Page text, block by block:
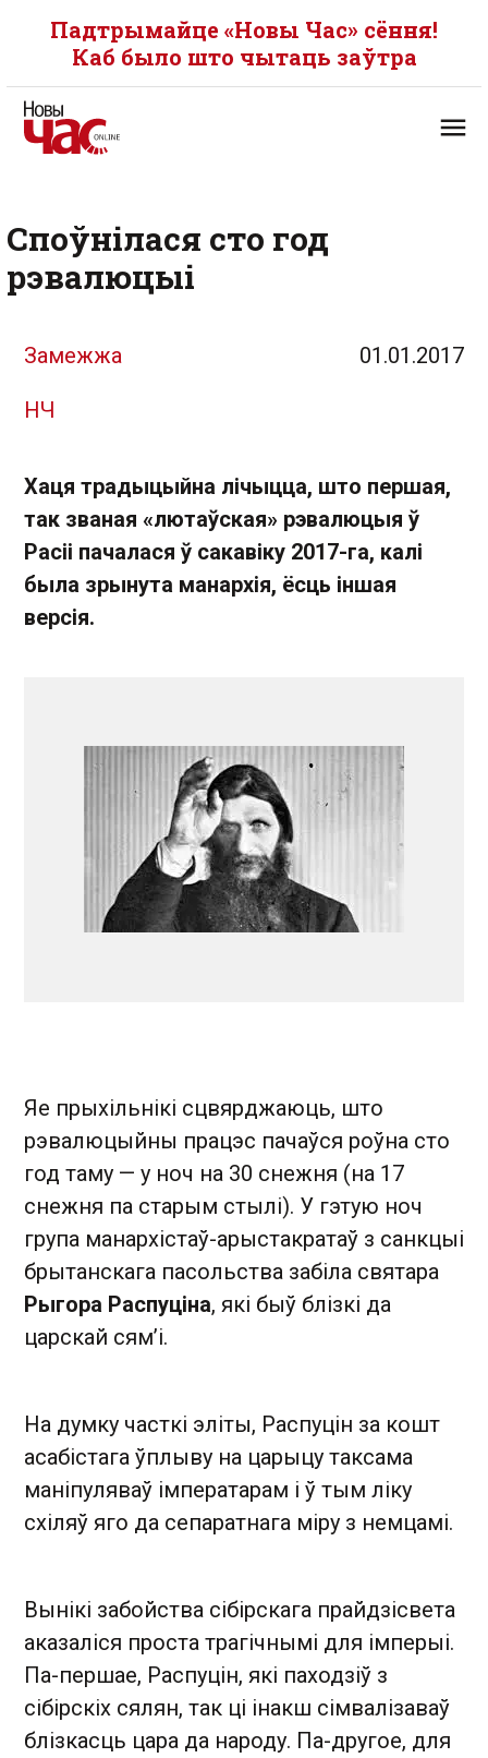
Падтрымайце «Новы Час» сёння!
Каб было што чытаць заўтра
Споўнілася сто год
рэвалюцыі
Замежжа 01.01.2017
НЧ
Хаця традыцыйна лічыцца, што першая,
так званая «лютаўская» рэвалюцыя ў
Расіі пачалася ў сакавіку 2017-га, калі
была зрынута манархія, ёсць іншая
версія.
Яе прыхільнікі сцвярджаюць, што
рэвалюцыйны працэс пачаўся роўна сто
год таму — у ноч на 30 снежня (на 17
снежня па старым стылі). У гэтую ноч
група манархістаў-арыстакратаў з санкцыі
брытанскага пасольства забіла святара
Рыгора Распуціна, які быў блізкі да
царскай сям’і.
На думку часткі эліты, Распуцін за кошт
асабістага ўплыву на царыцу таксама
маніпуляваў імператарам і ў тым ліку
схіляў яго да сепаратнага міру з немцамі.
Вынікі забойства сібірскага прайдзісвета
аказаліся проста трагічнымі для імперыі.
Па-першае, Раcпуцін, які паходзіў з
сібірскіх сялян, так ці інакш сімвалізаваў
блізкасць цара да народу. Па-другое, для